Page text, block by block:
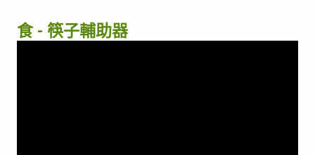
食 - 筷子輔助器